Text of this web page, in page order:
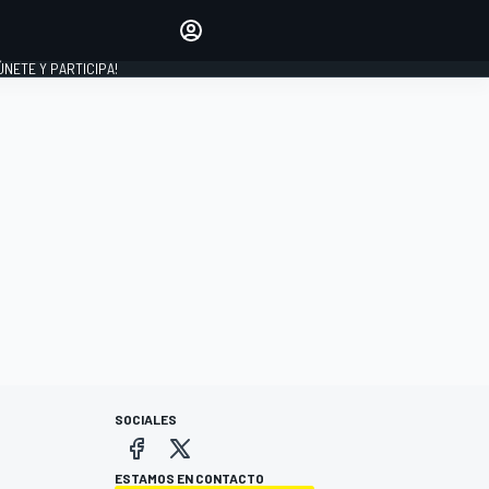
Y PARTICIPA!
SOCIALES
ESTAMOS EN CONTACTO